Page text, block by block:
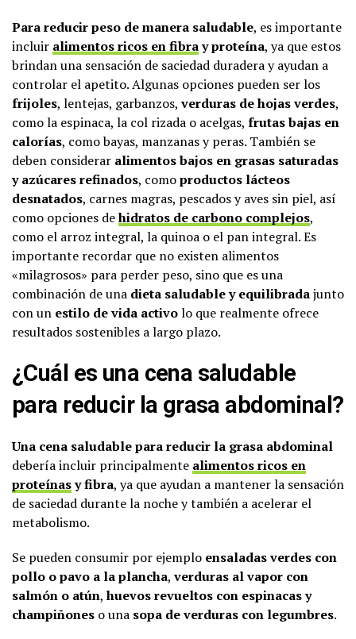
Para reducir peso de manera saludable, es importante
incluir alimentos ricos en fibray proteína, ya que estos
brindan una sensación de saciedad duradera y ayudan a
controlar el apetito. Algunas opciones pueden ser los
frijoles, lentejas, garbanzos,verduras de hojas verdes,
como la espinaca, la col rizada o acelgas, frutas bajas en
calorías, como bayas, manzanas y peras. También se
deben considerar alimentos bajos en grasas saturadas
y azúcares refinados, comoproductos lácteos
desnatados, carnes magras, pescados y aves sin piel, así
como opciones dehidratos de carbono complejos,
como el arroz integral, la quinoa o el pan integral. Es
importante recordar que no existen alimentos
«milagrosos» para perder peso, sino que es una
combinación de una dieta saludable y equilibradajunto
con un estilo de vida activolo que realmente ofrece
resultados sostenibles a largo plazo.
¿Cuál es una cena saludable
para reducir la grasa abdominal?
Una cena saludable para reducir la grasa abdominal
debería incluir principalmente alimentos ricos en
proteínasy fibra, ya que ayudan a mantener la sensación
de saciedad durante la noche y también a acelerar el
metabolismo.
Se pueden consumir por ejemplo ensaladas verdes con
pollo o pavo a la plancha,verduras al vapor con
salmón o atún,huevos revueltos con espinacas y
champiñones o una sopa de verduras con legumbres.